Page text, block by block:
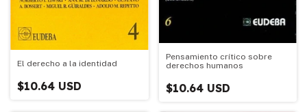
El derecho a la identidad
$10.64 USD
Pensamiento crítico sobre
derechos humanos
$10.64 USD